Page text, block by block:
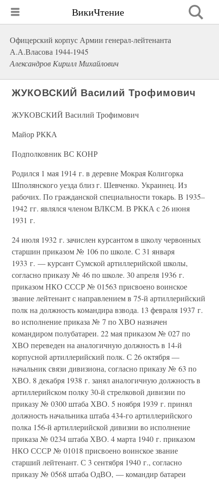
ВикиЧтение
Офицерский корпус Армии генерал-лейтенанта
А.А.Власова 1944-1945
Александров Кирилл Михайлович
ЖУКОВСКИЙ Василий Трофимович
ЖУКОВСКИЙ Василий Трофимович
Майор РККА
Подполковник ВС КОНР
Родился 1 мая 1914 г. в деревне Мокрая Колигорка
Шполянского уезда близ г. Шевченко. Украинец. Из
рабочих. По гражданской специальности токарь. В 1935–
1942 гг. являлся членом ВЛКСМ. В РККА с 26 июня
1931 г.
24 июля 1932 г. зачислен курсантом в школу червонных
старшин приказом № 106 по школе. С 31 января
1933 г. — курсант Сумской артиллерийской школы,
согласно приказу № 46 по школе. 30 апреля 1936 г.
приказом НКО СССР № 01563 присвоено воинское
звание лейтенант с направлением в 75-й артиллерийский
полк на должность командира взвода. 13 февраля 1937 г.
во исполнение приказа № 7 по ХВО назначен
командиром полубатареи. 22 мая приказом № 027 по
ХВО переведен на аналогичную должность в 14-й
корпусной артиллерийский полк. С 26 октября —
начальник связи дивизиона, согласно приказу № 63 по
ХВО. 8 декабря 1938 г. занял аналогичную должность в
артиллерийском полку 30-й стрелковой дивизии по
приказу № 0300 штаба ХВО. 5 ноября 1939 г. принял
должность начальника штаба 434-го артиллерийского
полка 156-й артиллерийской дивизии во исполнение
приказа № 0234 штаба ХВО. 4 марта 1940 г. приказом
НКО СССР № 01018 присвоено воинское звание
старший лейтенант. С 3 сентября 1940 г., согласно
приказу № 0568 штаба ОдВО, — командир батареи